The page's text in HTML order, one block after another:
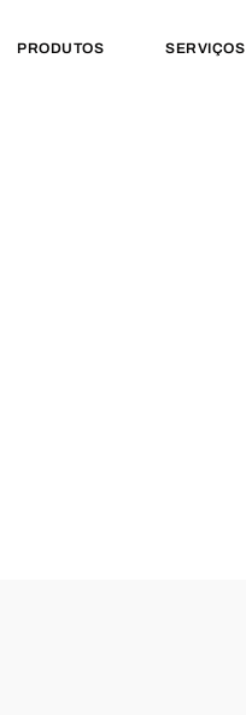
PRODUTOS SERVIÇOS